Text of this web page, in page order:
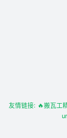
友情链接: 🔥搬瓦工